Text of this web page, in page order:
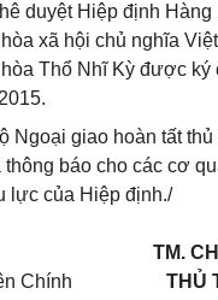
duyệt Hiệp định
xã hội chủ nghĩa
Thổ Nhĩ Kỳ được ký
Ngoại giao hoàn tất
thông báo cho các cơ
lực của Hiệp định./
Chính
TM.
THỦ